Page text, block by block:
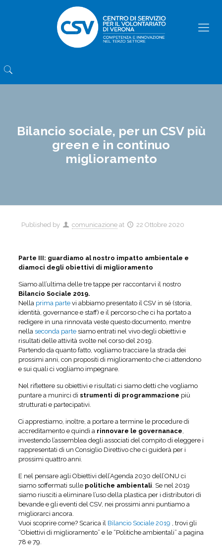
Bilancio sociale, per un CSV più
green e in continuo
miglioramento
Published by comunicazione at 22 Ottobre 2020
Parte III: guardiamo al nostro impatto ambientale e
diamoci degli obiettivi di miglioramento
Siamo all’ultima delle tre tappe per raccontarvi il nostro
Bilancio Sociale 2019.
Nella prima partevi abbiamo presentato il CSV in sé (storia,
identità, governance e staff) e il percorso che ci ha portato a
redigere in una rinnovata veste questo documento, mentre
nella seconda partesiamo entrati nel vivo degli obiettivi e
risultati delle attività svolte nel corso del 2019.
Partendo da quanto fatto, vogliamo tracciare la strada dei
prossimi anni, con propositi di miglioramento che ci attendono
e sui quali ci vogliamo impegnare.
Nel riflettere su obiettivi e risultati ci siamo detti che vogliamo
puntare a munirci di strumenti di programmazione più
strutturati e partecipativi.
Ci apprestiamo, inoltre, a portare a termine le procedure di
accreditamento e quindi a rinnovare le governanace,
investendo l’assemblea degli associati del compito di eleggere i
rappresentati di un Consiglio Direttivo che ci guiderà per i
prossimi quattro anni.
E nel pensare agli Obiettivi dell’Agenda 2030 dell’ONU ci
siamo soffermati sulle politiche ambientali. Se nel 2019
siamo riusciti a eliminare l’uso della plastica per i distributori di
bevande e gli eventi del CSV, nei prossimi anni puntiamo a
migliorarci ancora.
Vuoi scoprire come? Scarica il Bilancio Sociale 2019 , trovi gli
“Obiettivi di miglioramento” e le “Politiche ambientali” a pagina
78 e 79.